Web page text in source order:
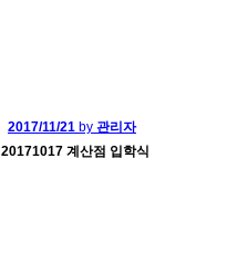
2017/11/21 by 관리자
20171017 계산점 입학식